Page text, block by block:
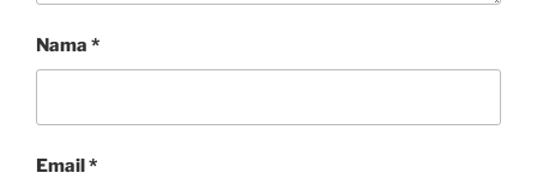
Nama *
Email*